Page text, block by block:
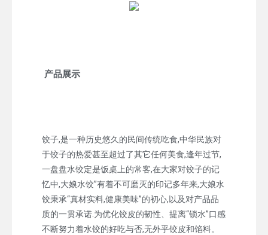
产品展示
饺子,是一种历史悠久的民间传统吃食,中华民族对
于饺子的热爱甚至超过了其它任何美食,逢年过节,
一盘盘水饺定是饭桌上的常客,在大家对饺子的记
忆中,大娘水饺”有着不可磨灭的印记多年来,大娘水
饺秉承“真材实料,健康美味”的初心,以及对产品品
质的一贯承诺.为优化饺皮的韧性、提离“锁水”口感
不断努力着水饺的好吃与否,无外乎饺皮和馅料。